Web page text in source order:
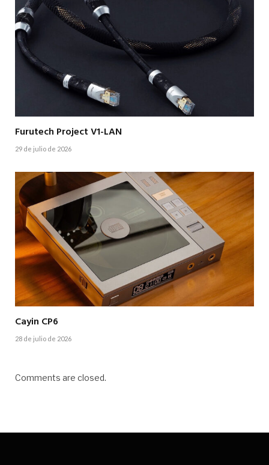
Furutech Project V1-LAN
29 de julio de 2026
Cayin CP6
28 de julio de 2026
Comments are closed.